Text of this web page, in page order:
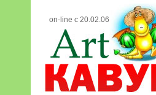
on-line с 20.02.06